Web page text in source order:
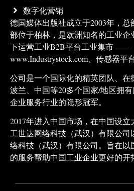
数字化营销
德国媒体出版社成立于2003年，
部位于柏林，是欧洲知名的工业
下运营工业B2B平台工业集市——
www.Industrystock.com、传感器平
公司是一个国际化的精英团队、在
波兰、中国等20多个国家/地区拥
企业服务行业的隐形冠军。
2017年进入中国市场，在中国设
工世达网络科技（武汉）有限公
络科技（武汉）有限公司。旨在
的服务帮助中国工业企业更好的开